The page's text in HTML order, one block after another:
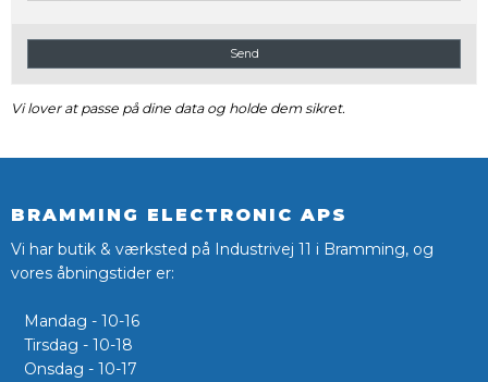
Send
Vi lover at passe på dine data og holde dem sikret.
BRAMMING ELECTRONIC APS
Vi har butik & værksted på Industrivej 11 i Bramming, og
vores åbningstider er:
Mandag - 10-16
Tirsdag - 10-18
Onsdag - 10-17